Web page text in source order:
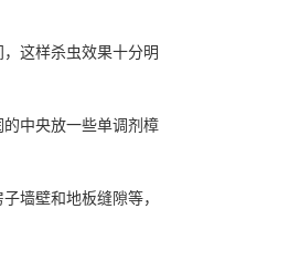
这样杀虫效果十分明
中央放一些单调剂樟
墙壁和地板缝隙等，